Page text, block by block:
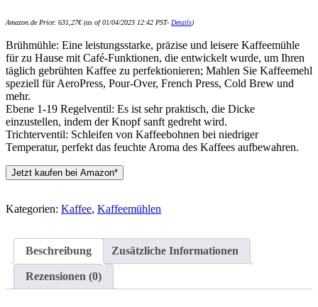
Amazon.de Price: 631,27€(as of 01/04/2023 12:42 PST- Details)
Brühmühle: Eine leistungsstarke, präzise und leisere Kaffeemühle
für zu Hause mit Café-Funktionen, die entwickelt wurde, um Ihren
täglich gebrühten Kaffee zu perfektionieren; Mahlen Sie Kaffeemehl
speziell für AeroPress, Pour-Over, French Press, Cold Brew und
mehr.
Ebene 1-19 Regelventil: Es ist sehr praktisch, die Dicke
einzustellen, indem der Knopf sanft gedreht wird.
Trichterventil: Schleifen von Kaffeebohnen bei niedriger
Temperatur, perfekt das feuchte Aroma des Kaffees aufbewahren.
Jetzt kaufen bei Amazon*
Kategorien: Kaffee, Kaffeemühlen
Beschreibung Zusätzliche Informationen
Rezensionen (0)